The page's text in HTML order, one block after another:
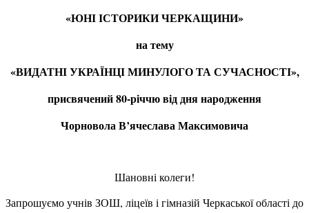
«ЮНІ ІСТОРИКИ ЧЕРКАЩИНИ»
на тему
«ВИДАТНІ УКРАЇНЦІ МИНУЛОГО ТА СУЧАСНОСТІ»,
присвячений 80-річчю від дня народження
Чорновола В’ячеслава Максимовича
Шановні колеги!
Запрошуємо учнів ЗОШ, ліцеїв і гімназій Черкаської області до